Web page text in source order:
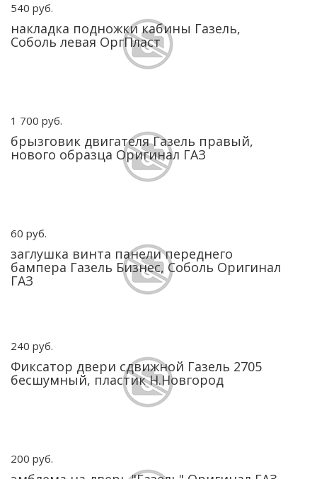
540 руб.
накладка подножки кабины Газель,
Соболь левая ОргПласт
1 700 руб.
брызговик двигателя Газель правый,
нового образца Оригинал ГАЗ
60 руб.
заглушка винта панели переднего
бампера Газель Бизнес, Соболь Оригинал
ГАЗ
240 руб.
Фиксатор двери сдвижной Газель 2705
бесшумный, пластик Н.Новгород
200 руб.